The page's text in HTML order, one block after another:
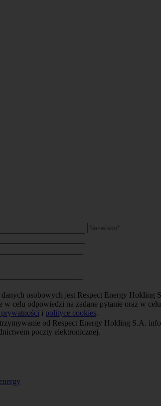
osobowych jest Respect Energy
w celu odpowiedzi na zadane pytanie oraz w
i polityce cookies.
od Respect Energy Holding S.A.
poczty elektronicznej.